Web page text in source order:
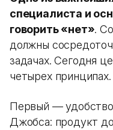
специалиста и
говорить «нет».
должны
задачах. Сегодня
четырех принципах.
Первый —
Джобса: продукт